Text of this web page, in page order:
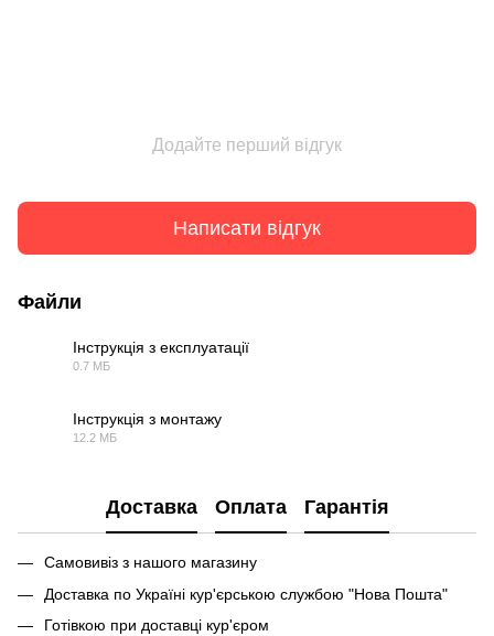
Додайте перший відгук
Написати відгук
Файли
Інструкція з експлуатації
0.7 МБ
Інструкція з монтажу
12.2 МБ
Доставка Оплата Гарантія
Самовивіз з нашого магазину
Доставка по Україні кур'єрською службою "Нова Пошта"
Готівкою при доставці кур'єром